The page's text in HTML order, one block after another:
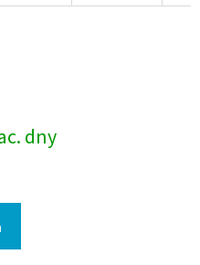
dny